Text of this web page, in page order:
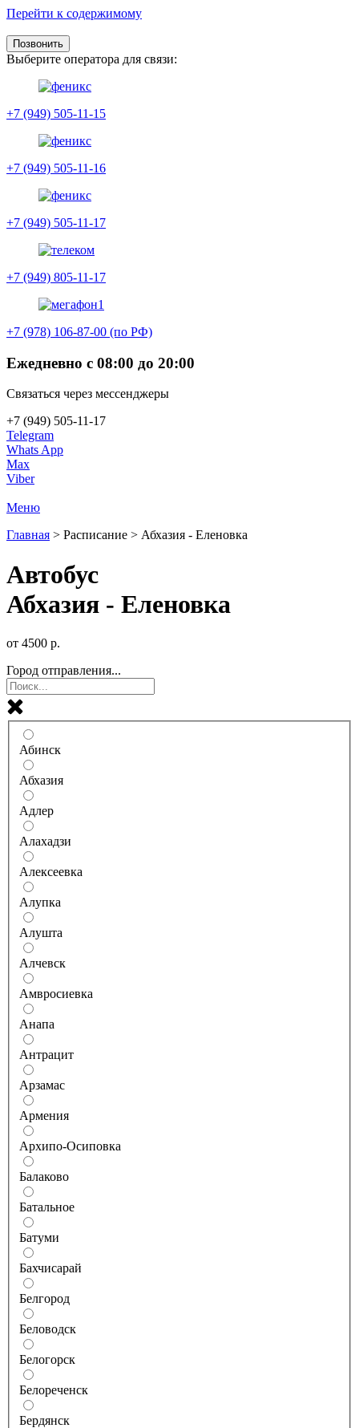
Перейти к содержимому
Позвонить
Выберите оператора для связи:
+7 (949) 505-11-15
+7 (949) 505-11-16
+7 (949) 505-11-17
+7 (949) 805-11-17
+7 (978) 106-87-00 (по РФ)
Ежедневно с 08:00 до 20:00
Связаться через мессенджеры
+7 (949) 505-11-17
Telegram
Whats App
Max
Viber
Меню
Главная > Расписание > Абхазия - Еленовка
Автобус
Абхазия - Еленовка
от 4500 р.
Город отправления...
Абинск
Абхазия
Адлер
Алахадзи
Алексеевка
Алупка
Алушта
Алчевск
Амвросиевка
Анапа
Антрацит
Арзамас
Армения
Архипо-Осиповка
Балаково
Батальное
Батуми
Бахчисарай
Белгород
Беловодск
Белогорск
Белореченск
Бердянск